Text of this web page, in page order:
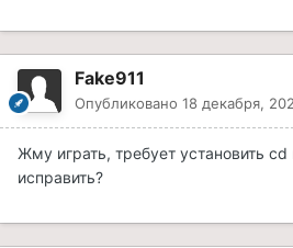
Fake911
Опубликовано 18 декабря,
Жму играть, требует установить
исправить?